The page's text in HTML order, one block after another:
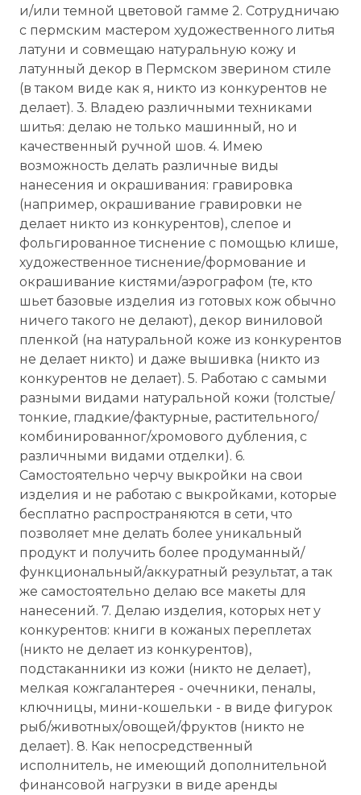
и/или темной цветовой гамме 2. Сотрудничаю
с пермским мастером художественного литья
латуни и совмещаю натуральную кожу и
латунный декор в Пермском зверином стиле
(в таком виде как я, никто из конкурентов не
делает). 3. Владею различными техниками
шитья: делаю не только машинный, но и
качественный ручной шов. 4. Имею
возможность делать различные виды
нанесения и окрашивания: гравировка
(например, окрашивание гравировки не
делает никто из конкурентов), слепое и
фольгированное тиснение с помощью клише,
художественное тиснение/формование и
окрашивание кистями/аэрографом (те, кто
шьет базовые изделия из готовых кож обычно
ничего такого не делают), декор виниловой
пленкой (на натуральной коже из конкурентов
не делает никто) и даже вышивка (никто из
конкурентов не делает). 5. Работаю с самыми
разными видами натуральной кожи (толстые/
тонкие, гладкие/фактурные, растительного/
комбинированног/хромового дубления, с
различными видами отделки). 6.
Самостоятельно черчу выкройки на свои
изделия и не работаю с выкройками, которые
бесплатно распространяются в сети, что
позволяет мне делать более уникальный
продукт и получить более продуманный/
функциональный/аккуратный результат, а так
же самостоятельно делаю все макеты для
нанесений. 7. Делаю изделия, которых нет у
конкурентов: книги в кожаных переплетах
(никто не делает из конкурентов),
подстаканники из кожи (никто не делает),
мелкая кожгалантерея - очечники, пеналы,
ключницы, мини-кошельки - в виде фигурок
рыб/животных/овощей/фруктов (никто не
делает). 8. Как непосредственный
исполнитель, не имеющий дополнительной
финансовой нагрузки в виде аренды